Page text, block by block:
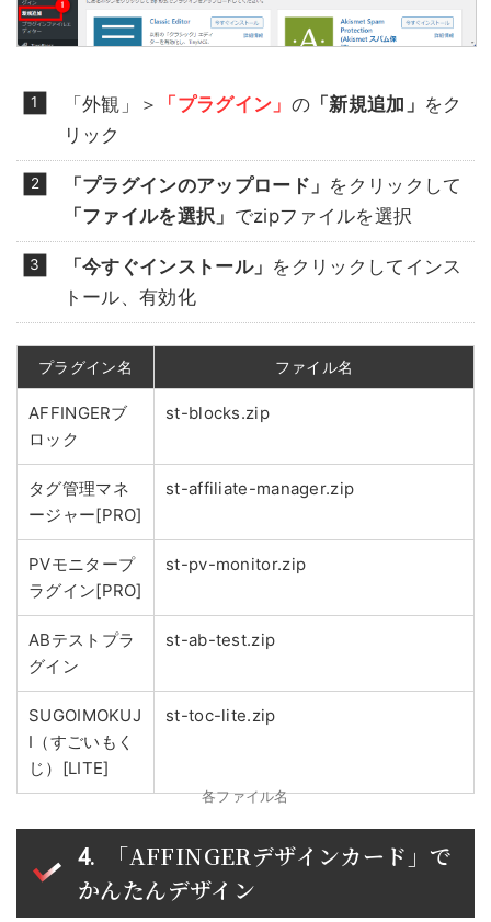
「外観」＞ 「プラグイン」 の「新規追加」 をク
リック
「プラグインのアップロード」 をクリックして
「ファイルを選択」 でzipファイルを選択
「今すぐインストール」 をクリックしてインス
トール、有効化
プラグイン名 ファイル名
AFFINGERブ
ロック
st-blocks.zip
タグ管理マネ
ージャー[PRO]
st-affiliate-manager.zip
PVモニタープ
ラグイン[PRO]
st-pv-monitor.zip
ABテストプラ
グイン
st-ab-test.zip
SUGOIMOKUJ
I（すごいもく
じ）[LITE]
st-toc-lite.zip
各ファイル名
「AFFINGERデザインカード」で
かんたんデザイン